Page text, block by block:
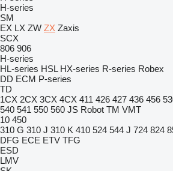
H-series
SM
EX LX ZW ZX Zaxis
SCX
806 906
H-series
HL-series HSL HX-series R-series Robex
DD ECM P-series
TD
1CX 2CX 3CX 4CX 411 426 427 436 456
540 541 550 560 JS Robot TM VMT
10 450
310 G 310 J 310 K 410 524 544 J 724 824
DFG ECE ETV TFG
ESD
LMV